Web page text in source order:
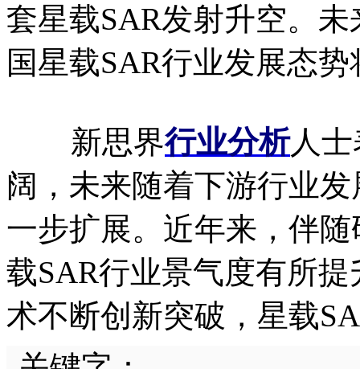
套星载SAR发射升空。
国星载SAR行业发展态
新思界行业分析人士
阔，未来随着下游行业
一步扩展。近年来，伴
载SAR行业景气度有所
术不断创新突破，星载